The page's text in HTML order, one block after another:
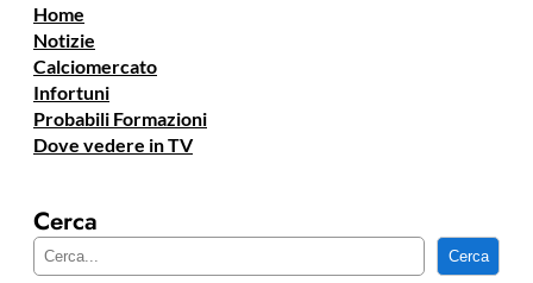
Home
Notizie
Calciomercato
Infortuni
Probabili Formazioni
Dove vedere in TV
Cerca
e
Cerca